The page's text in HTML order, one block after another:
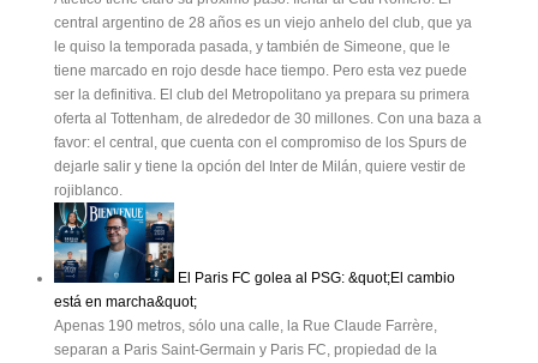
central argentino de 28 años es un viejo anhelo del club, que ya
le quiso la temporada pasada, y también de Simeone, que le
tiene marcado en rojo desde hace tiempo. Pero esta vez puede
ser la definitiva. El club del Metropolitano ya prepara su primera
oferta al Tottenham, de alrededor de 30 millones. Con una baza a
favor: el central, que cuenta con el compromiso de los Spurs de
dejarle salir y tiene la opción del Inter de Milán, quiere vestir de
rojiblanco.
El Paris FC golea al PSG: &quot;El cambio
está en marcha&quot;
Apenas 190 metros, sólo una calle, la Rue Claude Farrère,
separan a Paris Saint-Germain y Paris FC, propiedad de la